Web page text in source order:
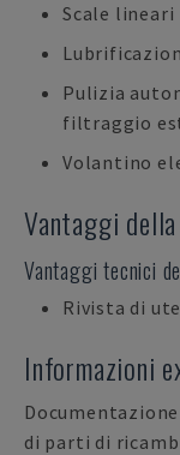
Scale lineari
Pulizia
filtraggio
Volantino
Vantaggi
Vantaggi tecnici
Rivista di
Informazioni
di parti di